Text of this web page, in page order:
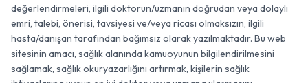
değerlendirmeleri, ilgili doktorun/uzmanın doğrudan veya dolaylı
emri, talebi, önerisi, tavsiyesi ve/veya ricası olmaksızın, ilgili
hasta/danışan tarafından bağımsız olarak yazılmaktadır. Bu web
sitesinin amacı, sağlık alanında kamuoyunun bilgilendirilmesini
sağlamak, sağlık okuryazarlığını artırmak, kişilerin sağlık